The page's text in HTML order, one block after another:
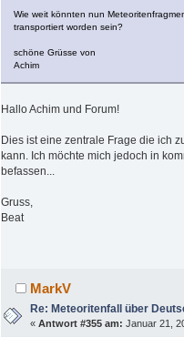
Wie weit könnten nun
transportiert worden sein?
schöne Grüsse von
Achim
Hallo Achim und Forum!
Dies ist eine zentrale Frage die ich
kann. Ich möchte mich jedoch in
befassen...
Gruss,
Beat
MarkV
Re: Meteoritenfall über
«Antwort #355 am: Januar 21,